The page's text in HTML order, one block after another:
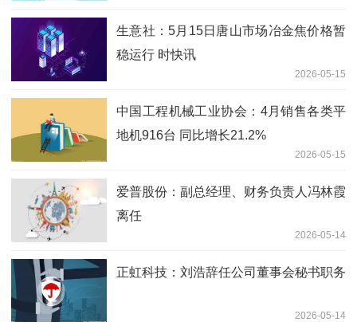
生意社：5月15日唐山市场冶金焦价格暂
稳运行 时快讯
2026-05-15
中国工程机械工业协会：4月销售各类平
地机916台 同比增长21.2%
2026-05-15
爱普股份：副总经理、财务负责人冯林霞
离任
2026-05-14
正虹科技：刘浩辞任公司董事会秘书职务
2026-05-14